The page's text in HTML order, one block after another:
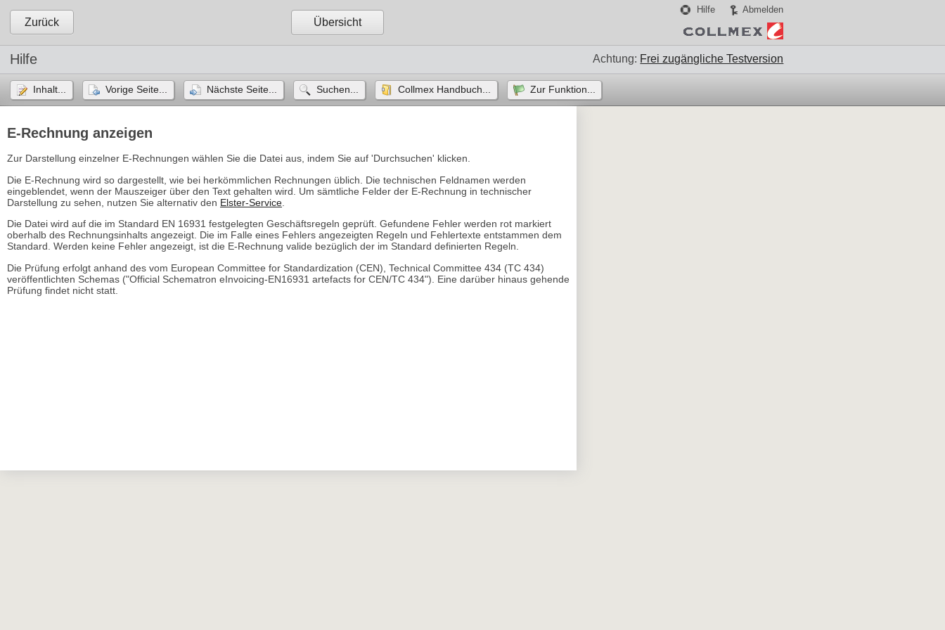
Zurück Übersicht
Hilfe Abmelden
Hilfe Achtung: Frei zugängliche Testversion
Inhalt... Vorige Seite... Nächste Seite... Suchen... Collmex Handbuch... Zur Funktion...
E-Rechnung anzeigen
Zur Darstellung einzelner E-Rechnungen wählen Sie die Datei aus, indem Sie auf 'Durchsuchen' klicken.
Die E-Rechnung wird so dargestellt, wie bei herkömmlichen Rechnungen üblich. Die technischen Feldnamen werden
eingeblendet, wenn der Mauszeiger über den Text gehalten wird. Um sämtliche Felder der E-Rechnung in technischer
Darstellung zu sehen, nutzen Sie alternativ den Elster-Service
Die Datei wird auf die im Standard EN 16931 festgelegten Geschäftsregeln geprüft. Gefundene Fehler werden rot markiert
oberhalb des Rechnungsinhalts angezeigt. Die im Falle eines Fehlers angezeigten Regeln und Fehlertexte entstammen dem
Standard. Werden keine Fehler angezeigt, ist die E-Rechnung valide bezüglich der im Standard definierten Regeln.
Die Prüfung erfolgt anhand des vom European Committee for Standardization (CEN), Technical Committee 434 (TC 434)
veröffentlichten Schemas ("Official Schematron eInvoicing-EN16931 artefacts for CEN/TC 434"). Eine darüber hinaus gehende
Prüfung findet nicht statt.